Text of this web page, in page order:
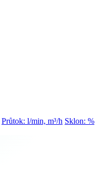
Průtok: l/min, m³/h Sklon: %